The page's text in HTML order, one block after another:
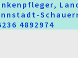
4892974